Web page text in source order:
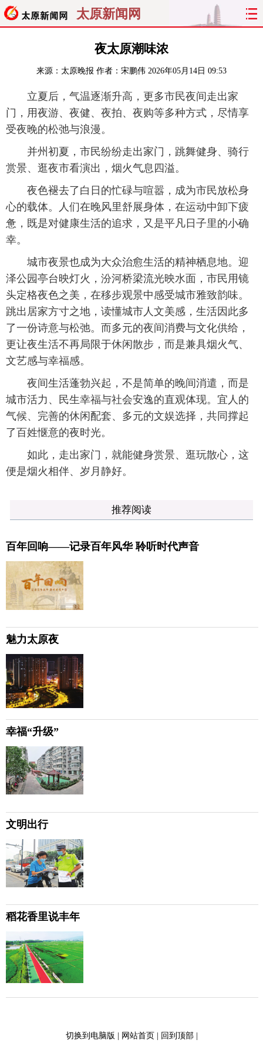
太原新闻网
聚焦 太原
经济 关注 文明 出行
纵横 曝光 综合 专题
旅游 理财
看天下 晋月读 最太原
太原日报 太原晚报 热评 社区
夜太原潮味浓
来源： 太原晚报 作者：宋鹏伟 2026年05月14日 09:53
立夏后，气温逐渐升高，更多市民夜间走出家
门，用夜游、夜健、夜拍、夜购等多种方式，尽情享
受夜晚的松弛与浪漫。
并州初夏，市民纷纷走出家门，跳舞健身、骑行
赏景、逛夜市看演出，烟火气息四溢。
夜色褪去了白日的忙碌与喧嚣，成为市民放松身
心的载体。人们在晚风里舒展身体，在运动中卸下疲
惫，既是对健康生活的追求，又是平凡日子里的小确
幸。
城市夜景也成为大众治愈生活的精神栖息地。迎
泽公园亭台映灯火，汾河桥梁流光映水面，市民用镜
头定格夜色之美，在移步观景中感受城市雅致韵味。
跳出居家方寸之地，读懂城市人文美感，生活因此多
了一份诗意与松弛。而多元的夜间消费与文化供给，
更让夜生活不再局限于休闲散步，而是兼具烟火气、
文艺感与幸福感。
夜间生活蓬勃兴起，不是简单的晚间消遣，而是
城市活力、民生幸福与社会安逸的直观体现。宜人的
气候、完善的休闲配套、多元的文娱选择，共同撑起
了百姓惬意的夜时光。
如此，走出家门，就能健身赏景、逛玩散心，这
便是烟火相伴、岁月静好。
推荐阅读
百年回响——记录百年风华 聆听时代声音
魅力太原夜
幸福“升级”
文明出行
稻花香里说丰年
切换到电脑版 | 网站首页| 回到顶部|